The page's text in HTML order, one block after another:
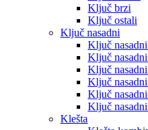
Ključ brzi
Ključ ostali
Ključ nasadni
Ključ
Ključ
Ključ
Ključ
Ključ
Ključ
Klešta